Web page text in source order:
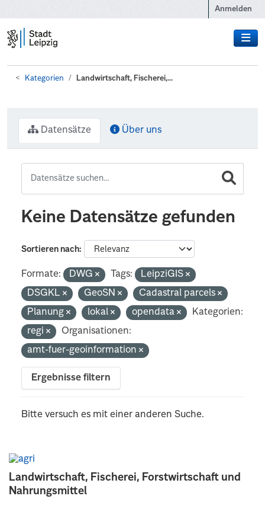
Anmelden
Kategorien Landwirtschaft, Fischerei,...
Landwirtschaft, Fischerei, Forstwirtschaft und
Nahrungsmittel
Datensätze Über uns
Keine Datensätze gefunden
Sortieren nach
Formate: DWG Tags:
LeipziGIS
DSGKL
GeoSN
Cadastral parcels
Planung
lokal opendata
Kategorien:
regi
Organisationen:
amt-fuer-geoinformation
Ergebnisse filtern
Bitte versuch es mit einer anderen Suche.